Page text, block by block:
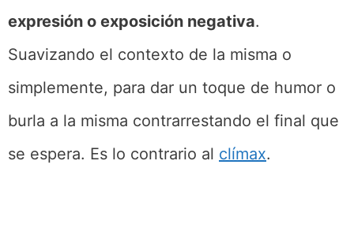
expresión o exposición negativa.
Suavizando el contexto de la misma o
simplemente, para dar un toque de humor o
burla a la misma contrarrestando el final que
se espera. Es lo contrario al clímax.